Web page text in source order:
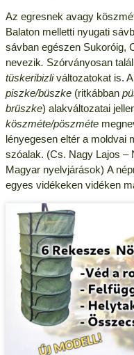
Az egresnek avagy
Balaton melletti nyugati
sávban egészen Sukoróig,
nevezik. Szórványosan
tüskeribizliváltozatokat is.
piszke/büszke(ritkábban
brüszke) alakváltozatai
köszméte/pöszméte
lényegesen eltér a moldvai
szóalak. (Cs. Nagy Lajos –
Magyar nyelvjárások) A
egyes vidékeken vidéken